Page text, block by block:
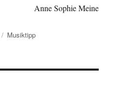
Anne Sophie Meine
Kategorien
Musiktipp